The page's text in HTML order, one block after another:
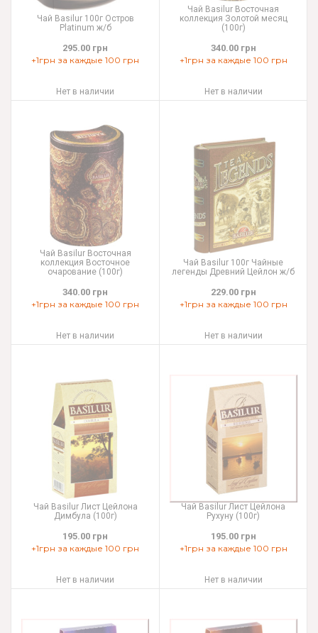
Чай Basilur 100г Остров
Platinum ж/б
295.00 грн
+1грн за каждые 100 грн
Нет в наличии
Чай Basilur Восточная
коллекция Золотой месяц
(100г)
340.00 грн
+1грн за каждые 100 грн
Нет в наличии
Чай Basilur Восточная
коллекция Восточное
очарование (100г)
340.00 грн
+1грн за каждые 100 грн
Нет в наличии
Чай Basilur 100г Чайные
легенды Древний Цейлон ж/б
229.00 грн
+1грн за каждые 100 грн
Нет в наличии
Чай Basilur Лист Цейлона
Димбула (100г)
195.00 грн
+1грн за каждые 100 грн
Нет в наличии
Чай Basilur Лист Цейлона
Рухуну (100г)
195.00 грн
+1грн за каждые 100 грн
Нет в наличии